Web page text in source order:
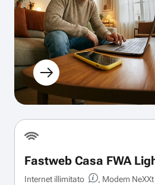
Fastweb Casa FWA
Internet illimitato
, Modem